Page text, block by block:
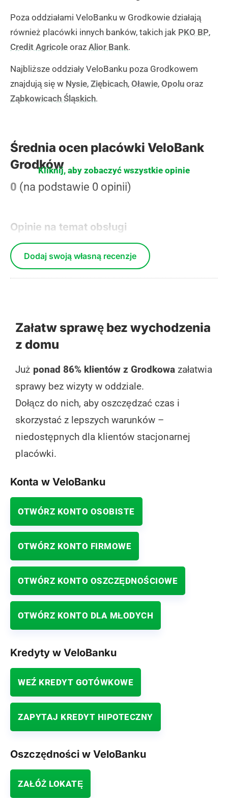
Poza oddziałami VeloBanku w Grodkowie działają
również placówki innych banków, takich jak PKO BP,
Credit Agricole oraz Alior Bank.
Najbliższe oddziały VeloBanku poza Grodkowem
znajdują się w Nysie, Ziębicach, Oławie, Opolu oraz
Ząbkowicach Śląskich.
Średnia ocen placówki VeloBank
Grodków
0 (na podstawie 0 opinii)
Opinie na temat obsługi
Kliknij, aby zobaczyć wszystkie opinie
Dodaj swoją własną recenzje
Załatw sprawę bez wychodzenia
z domu
Już ponad 86% klientów z Grodkowa załatwia
sprawy bez wizyty w oddziale.
Dołącz do nich, aby oszczędzać czas i
skorzystać z lepszych warunków –
niedostępnych dla klientów stacjonarnej
placówki.
Konta w VeloBanku
OTWÓRZ KONTO OSOBISTE
OTWÓRZ KONTO FIRMOWE
OTWÓRZ KONTO OSZCZĘDNOŚCIOWE
OTWÓRZ KONTO DLA MŁODYCH
Kredyty w VeloBanku
WEŹ KREDYT GOTÓWKOWE
ZAPYTAJ KREDYT HIPOTECZNY
Oszczędności w VeloBanku
ZAŁÓŻ LOKATĘ